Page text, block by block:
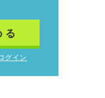
る
グイン